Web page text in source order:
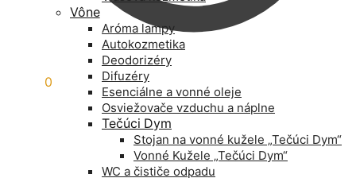
0
Vône
Aróma lampy
Autokozmetika
Deodorizéry
Difuzéry
Esenciálne a vonné oleje
Osviežovače vzduchu a náplne
Tečúci Dym
Stojan na vonné kužele „Tečúci Dym“
Vonné Kužele „Tečúci Dym“
WC a čističe odpadu